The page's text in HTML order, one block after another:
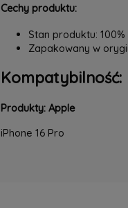
Cechy produktu:
Stan produktu:
Zapakowany w
Kompatybilność:
Produkty: Apple
iPhone 16 Pro